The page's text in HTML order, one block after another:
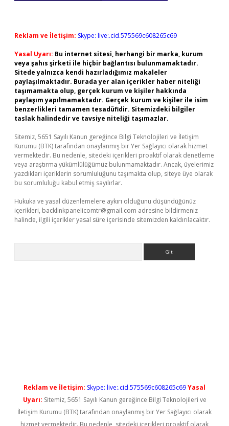
Reklam ve İletişim: Skype: live:.cid.575569c608265c69
Yasal Uyarı: Bu internet sitesi, herhangi bir marka, kurum
veya şahıs şirketi ile hiçbir bağlantısı bulunmamaktadır.
Sitede yalnızca kendi hazırladığımız makaleler
paylaşılmaktadır. Burada yer alan içerikler haber niteliği
taşımamakta olup, gerçek kurum ve kişiler hakkında
paylaşım yapılmamaktadır. Gerçek kurum ve kişiler ile isim
benzerlikleri tamamen tesadüfidir. Sitemizdeki bilgiler
taslak halindedir ve tavsiye niteliği taşımazlar.
Sitemiz, 5651 Sayılı Kanun gereğince Bilgi Teknolojileri ve İletişim
Kurumu (BTK) tarafından onaylanmış bir Yer Sağlayıcı olarak hizmet
vermektedir. Bu nedenle, sitedeki içerikleri proaktif olarak denetleme
veya araştırma yükümlülüğümüz bulunmamaktadır. Ancak, üyelerimiz
yazdıkları içeriklerin sorumluluğunu taşımakta olup, siteye üye olarak
bu sorumluluğu kabul etmiş sayılırlar.
Hukuka ve yasal düzenlemelere aykırı olduğunu düşündüğünüz
içerikleri, backlinkpanelicomtr@gmail.com adresine bildirmeniz
halinde, ilgili içerikler yasal süre içerisinde sitemizden kaldırılacaktır.
Reklam ve İletişim: Skype: live:.cid.575569c608265c69Yasal
Uyarı: Sitemiz, 5651 Sayılı Kanun gereğince Bilgi Teknolojileri ve
İletişim Kurumu (BTK) tarafından onaylanmış bir Yer Sağlayıcı olarak
hizmet vermektedir. Bu nedenle, sitedeki içerikleri proaktif olarak